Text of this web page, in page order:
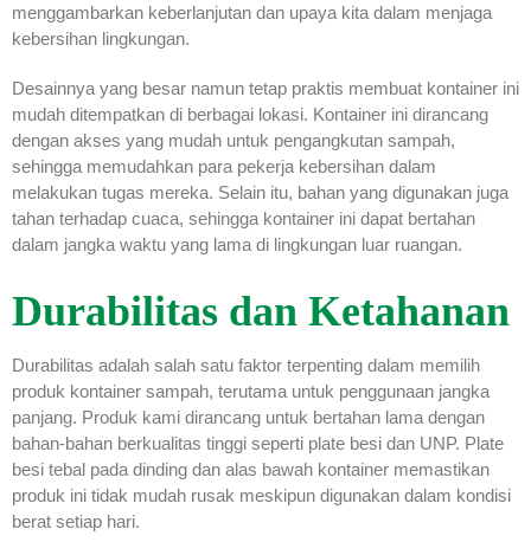
menggambarkan keberlanjutan dan upaya kita dalam menjaga
kebersihan lingkungan.
Desainnya yang besar namun tetap praktis membuat kontainer ini
mudah ditempatkan di berbagai lokasi. Kontainer ini dirancang
dengan akses yang mudah untuk pengangkutan sampah,
sehingga memudahkan para pekerja kebersihan dalam
melakukan tugas mereka. Selain itu, bahan yang digunakan juga
tahan terhadap cuaca, sehingga kontainer ini dapat bertahan
dalam jangka waktu yang lama di lingkungan luar ruangan.
Durabilitas dan Ketahanan
Durabilitas adalah salah satu faktor terpenting dalam memilih
produk kontainer sampah, terutama untuk penggunaan jangka
panjang. Produk kami dirancang untuk bertahan lama dengan
bahan-bahan berkualitas tinggi seperti plate besi dan UNP. Plate
besi tebal pada dinding dan alas bawah kontainer memastikan
produk ini tidak mudah rusak meskipun digunakan dalam kondisi
berat setiap hari.